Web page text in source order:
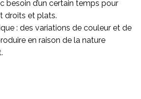
besoin d’un certain temps pour
droits et plats.
: des variations de couleur et de
en raison de la nature